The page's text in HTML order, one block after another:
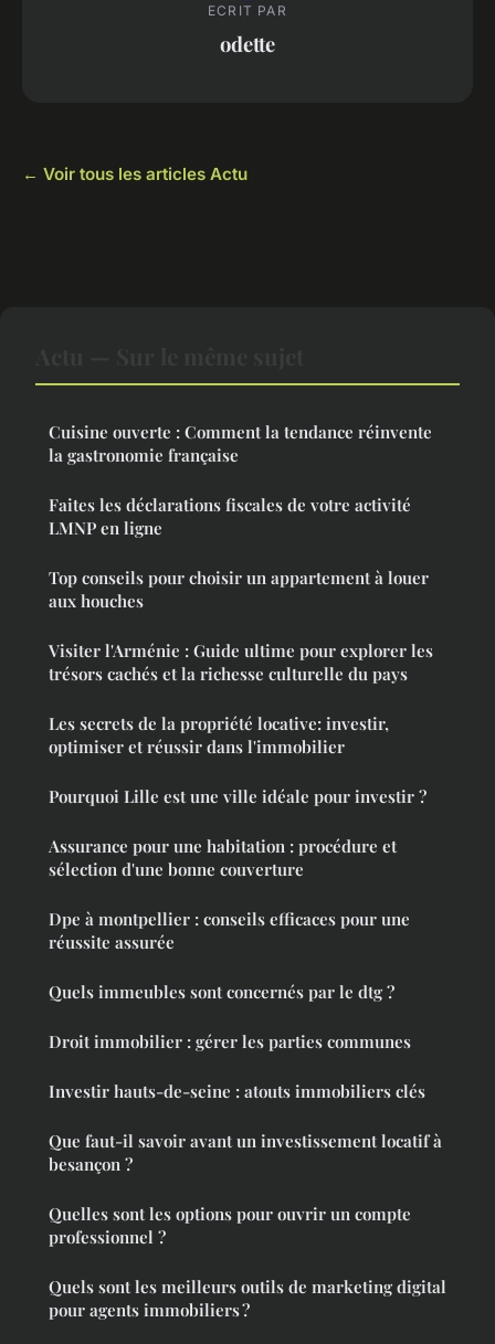
ECRIT PAR
odette
← Voir tous les articles Actu
Cuisine ouverte : Comment la tendance réinvente
la gastronomie française
Faites les déclarations fiscales de votre activité
LMNP en ligne
Top conseils pour choisir un appartement à louer
aux houches
Visiter l'Arménie : Guide ultime pour explorer les
trésors cachés et la richesse culturelle du pays
Les secrets de la propriété locative: investir,
optimiser et réussir dans l'immobilier
Pourquoi Lille est une ville idéale pour investir ?
Assurance pour une habitation : procédure et
sélection d'une bonne couverture
Dpe à montpellier : conseils efficaces pour une
réussite assurée
Quels immeubles sont concernés par le dtg ?
Droit immobilier : gérer les parties communes
Investir hauts-de-seine : atouts immobiliers clés
Que faut-il savoir avant un investissement locatif à
besançon ?
Quelles sont les options pour ouvrir un compte
professionnel ?
Quels sont les meilleurs outils de marketing digital
pour agents immobiliers ?